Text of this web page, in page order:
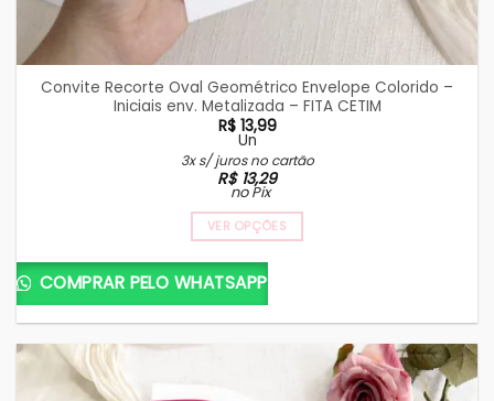
Convite Recorte Oval Geométrico Envelope Colorido –
Iniciais env. Metalizada – FITA CETIM
R$13,99
Un
3x s/ juros no cartão
R$13,29
no Pix
VER OPÇÕES
COMPRAR PELO WHATSAPP